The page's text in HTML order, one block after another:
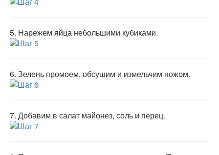
5. Нарежем яйца небольшими кубиками.
6. Зелень промоем, обсушим и измельчим ножом.
7. Добавим в салат майонез, соль и перец.